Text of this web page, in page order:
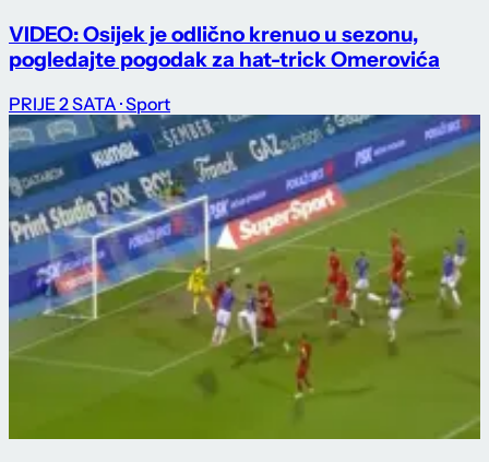
VIDEO: Osijek je odlično krenuo u sezonu,
pogledajte pogodak za hat-trick Omerovića
PRIJE 2 SATA · Sport